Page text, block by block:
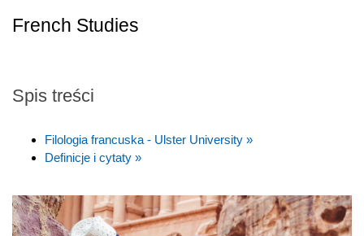
French Studies
Spis treści
Filologia francuska - Ulster University »
Definicje i cytaty »